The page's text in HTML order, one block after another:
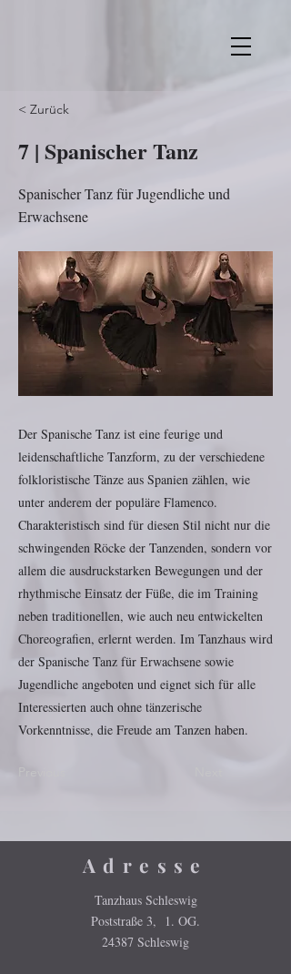
< Zurück
7 | Spanischer Tanz
Spanischer Tanz für Jugendliche und
Erwachsene
Der Spanische Tanz ist eine feurige und
leidenschaftliche Tanzform, zu der verschiedene
folkloristische Tänze aus Spanien zählen, wie
unter anderem der populäre Flamenco.
Charakteristisch sind für diesen Stil nicht nur die
schwingenden Röcke der Tanzenden, sondern vor
allem die ausdruckstarken Bewegungen und der
rhythmische Einsatz der Füße, die im Training
neben traditionellen, wie auch neu entwickelten
Choreografien, erlernt werden. Im Tanzhaus wird
der Spanische Tanz für Erwachsene sowie
Jugendliche angeboten und eignet sich für alle
Interessierten auch ohne tänzerische
Vorkenntnisse, die Freude am Tanzen haben.
Adresse
Tanzhaus Schleswig
Poststraße 3, 1. OG.
24387 Schleswig